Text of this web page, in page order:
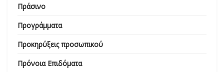
Πράσινο
Προγράμματα
Προκηρύξεις προσωπικού
Πρόνοια Επιδόματα